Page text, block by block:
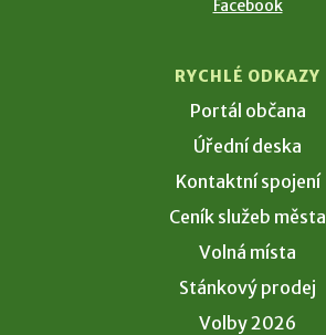
Facebook
RYCHLÉ ODKAZY
Portál občana
Úřední deska
Kontaktní spojení
Ceník služeb města
Volná místa
Stánkový prodej
Volby 2026